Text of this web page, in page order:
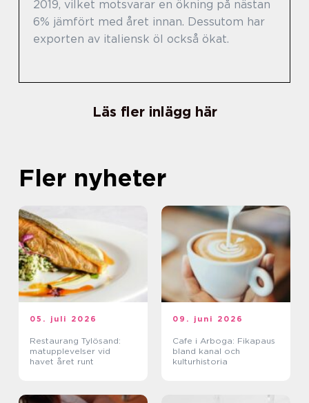
2019, vilket motsvarar en ökning på nästan
6% jämfört med året innan. Dessutom har
exporten av italiensk öl också ökat.
Läs fler inlägg här
Fler nyheter
05. juli 2026
Restaurang Tylösand:
matupplevelser vid
havet året runt
09. juni 2026
Cafe i Arboga: Fikapaus
bland kanal och
kulturhistoria